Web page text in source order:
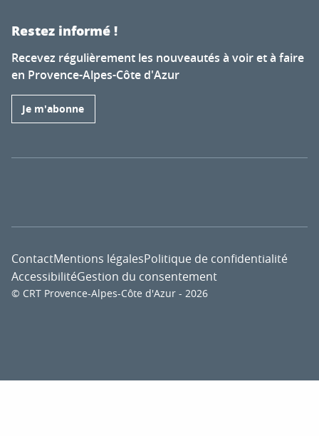
Restez informé !
Recevez régulièrement les nouveautés à voir et à faire
en Provence-Alpes-Côte d'Azur
Je m'abonne
© CRT Provence-Alpes-Côte d'Azur - 2026
ContactMentions légalesPolitique de confidentialité
AccessibilitéGestion du consentement